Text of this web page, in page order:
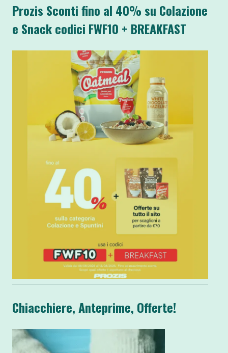
Prozis Sconti fino al 40% su Colazione
e Snack codici FWF10 + BREAKFAST
Chiacchiere, Anteprime, Offerte!